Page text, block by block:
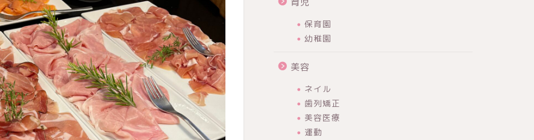
保育園
幼稚園
美容
ネイル
歯列矯正
美容医療
運動